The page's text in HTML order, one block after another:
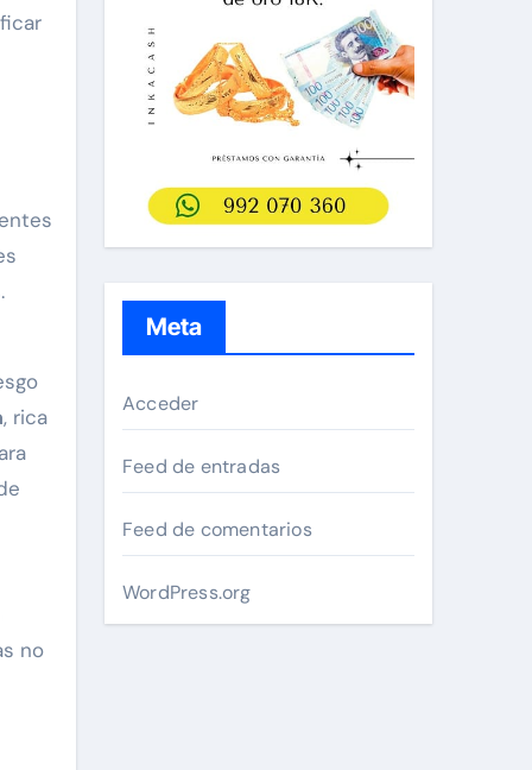
, rica
no
Meta
Acceder
Feed de entradas
Feed de comentarios
WordPress.org